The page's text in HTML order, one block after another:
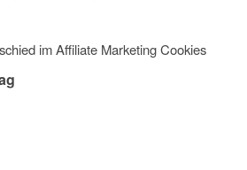
im Affiliate Marketing Cookies